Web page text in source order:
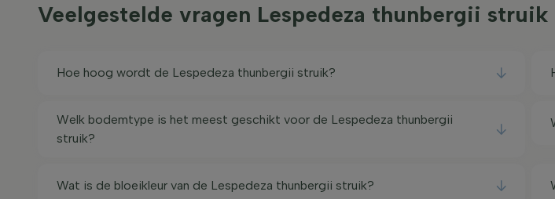
Veelgestelde vragen Lespedeza thunbergii struik
Hoe hoog wordt de Lespedeza thunbergii struik?
Welk bodemtype is het meest geschikt voor de Lespedeza thunbergii
struik?
Wat is de bloeikleur van de Lespedeza thunbergii struik?